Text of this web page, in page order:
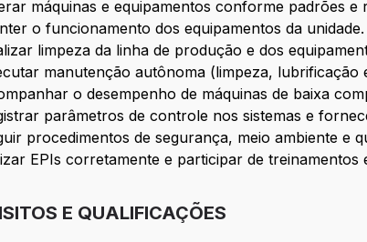
máquinas e equipamentos conforme padrões e
o funcionamento dos equipamentos da unidade.
limpeza da linha de produção e dos
manutenção autônoma (limpeza,
o desempenho de máquinas de baixa
parâmetros de controle nos sistemas e
procedimentos de segurança, meio ambiente e
EPIs corretamente e participar de treinamentos
E QUALIFICAÇÕES